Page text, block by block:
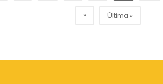
» Última »